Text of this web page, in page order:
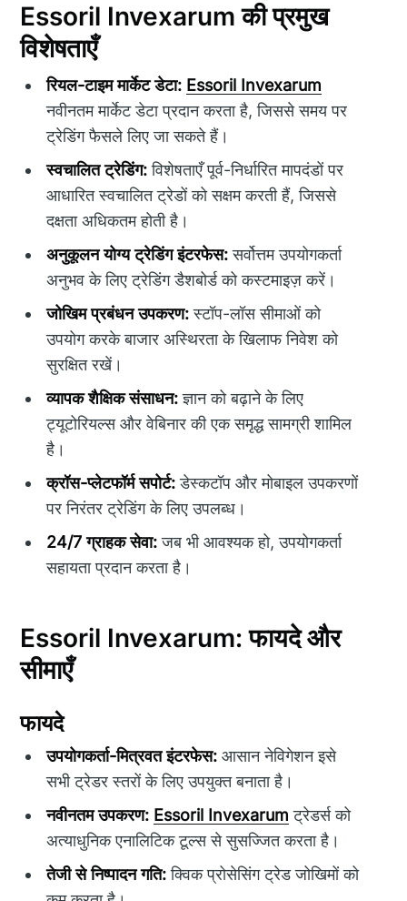
Essoril Invexarum की प्रमुख
विशेषताएँ
रियल-टाइम मार्केट डेटा: Essoril Invexarum
नवीनतम मार्केट डेटा प्रदान करता है, जिससे समय पर
ट्रेडिंग फैसले लिए जा सकते हैं।
स्वचालित ट्रेडिंग:विशेषताएँ पूर्व-निर्धारित मापदंडों पर
आधारित स्वचालित ट्रेडों को सक्षम करती हैं, जिससे
दक्षता अधिकतम होती है।
अनुकूलन योग्य ट्रेडिंग इंटरफेस:सर्वोत्तम उपयोगकर्ता
अनुभव के लिए ट्रेडिंग डैशबोर्ड को कस्टमाइज़ करें।
जोखिम प्रबंधन उपकरण:स्टॉप-लॉस सीमाओं को
उपयोग करके बाजार अस्थिरता के खिलाफ निवेश को
सुरक्षित रखें।
व्यापक शैक्षिक संसाधन:ज्ञान को बढ़ाने के लिए
ट्यूटोरियल्स और वेबिनार की एक समृद्ध सामग्री शामिल
है।
क्रॉस-प्लेटफॉर्म सपोर्ट:डेस्कटॉप और मोबाइल उपकरणों
पर निरंतर ट्रेडिंग के लिए उपलब्ध।
24/7 ग्राहक सेवा:जब भी आवश्यक हो, उपयोगकर्ता
सहायता प्रदान करता है।
Essoril Invexarum: फायदे और
सीमाएँ
फायदे
उपयोगकर्ता-मित्रवत इंटरफेस: आसान नेविगेशन इसे
सभी ट्रेडर स्तरों के लिए उपयुक्त बनाता है।
नवीनतम उपकरण: Essoril Invexarum ट्रेडर्स को
अत्याधुनिक एनालिटिक टूल्स से सुसज्जित करता है।
तेजी से निष्पादन गति:क्विक प्रोसेसिंग ट्रेड जोखिमों को